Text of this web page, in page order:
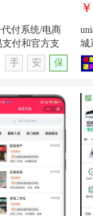
无演示
代付系统/电
易支付和官
付系统/电商
付和官方支
手 安 保
￥
城
序/